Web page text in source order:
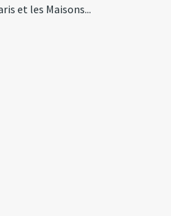
et les Maisons...